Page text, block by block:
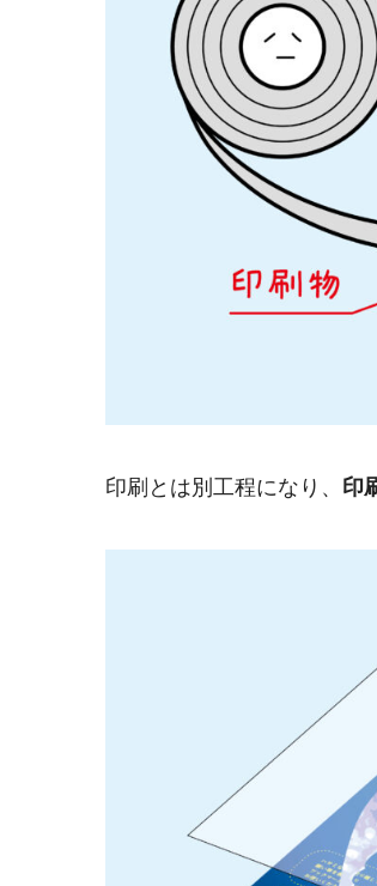
印刷とは別工程になり、 印